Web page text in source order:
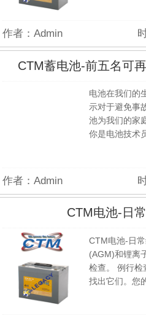
作者：Admin
CTM蓄电池-前五名可
电池在我们的
示对于避免事
池为我们的家
你是电池技术
作者：Admin
CTM电池-日
CTM电池-日
(AGM)和锂离
检查。 例行检
找出它们。您